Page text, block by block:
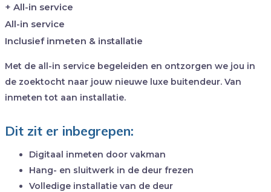
+ All-in service
All-in service
Inclusief inmeten & installatie
Met de all-in service begeleiden en ontzorgen we jou in
de zoektocht naar jouw nieuwe luxe buitendeur. Van
inmeten tot aan installatie.
Dit zit er inbegrepen:
Digitaal inmeten door vakman
Hang- en sluitwerk in de deur frezen
Volledige installatie van de deur